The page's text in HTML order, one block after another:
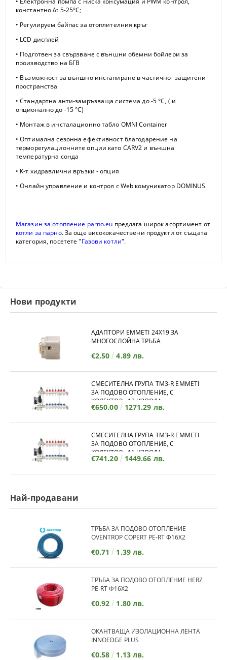
константно Δt 5-25°С;
• Регyлируем байпас за отоплителния кръг
• LCD дисплей
• Подготвен за свързване с външни обемни бойлери за
производство на БГВ
• Възможност за външно инстапиране в частично- защитени
пространства
• Стандартна анти-замръзваща система до -5 °С, ( и
опционално до -15 °С)
• Монтаж в инсталационно табло OMNI Container
• Оптимална сезонна ефективност благодарение на
терморегyлационните опции като CARV2 и външна
температyрна сонда
• К-т хидравлични връзки - опция
• Онлайн управление и контрол c Web комуникатор DOMINUS
Магазин за отопление parno.eu предлага широк асортимент от
котли за парно. За още висококачествени продукти от същата
категория, посетете "Газови котли".
Нови продукти
АДАПТОРИ EMMETI 24X19 ЗА
МНОГОСЛОЙНА ТРЪБА
€2.50 4.89 лв.
СМЕСИТЕЛНА ГРУПА TM3-R EMMETI
ЗА ПОДОВО ОТОПЛЕНИЕ, С
КОЛЕКТОР - 12 ИЗВОДА
€650.00 1271.29 лв.
СМЕСИТЕЛНА ГРУПА TM3-R EMMETI
ЗА ПОДОВО ОТОПЛЕНИЕ, С
КОЛЕКТОР - 11 ИЗВОДА
€741.20 1449.66 лв.
Най-продавани
ТРЪБА ЗА ПОДОВО ОТОПЛЕНИЕ
OVENTROP COPERT PE-RT Ф16Х2
€0.71 1.39 лв.
ТРЪБА ЗА ПОДОВО ОТОПЛЕНИЕ HERZ
PE-RT Ф16Х2
€0.92 1.80 лв.
ОКАНТВАЩА ИЗОЛАЦИОННА ЛЕНТА
INNOEDGE PLUS
€0.58 1.13 лв.